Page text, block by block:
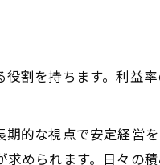
割を持ちます。利益
的な視点で安定経営
められます。日々の